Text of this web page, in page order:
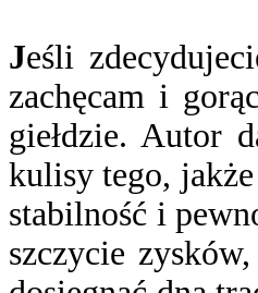
Jeśli
zachęcam i
giełdzie. Autor
kulisy tego,
stabilność i
szczycie